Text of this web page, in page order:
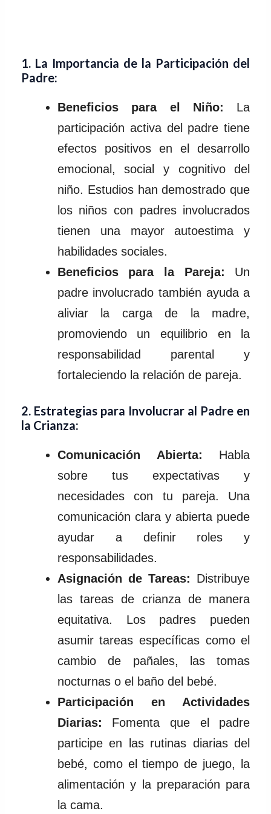
1. La Importancia de la Participación del
Padre:
Beneficios para el Niño: La
participación activa del padre tiene
efectos positivos en el desarrollo
emocional, social y cognitivo del
niño. Estudios han demostrado que
los niños con padres involucrados
tienen una mayor autoestima y
habilidades sociales.
Beneficios para la Pareja: Un
padre involucrado también ayuda a
aliviar la carga de la madre,
promoviendo un equilibrio en la
responsabilidad parental y
fortaleciendo la relación de pareja.
2. Estrategias para Involucrar al Padre en
la Crianza:
Comunicación Abierta: Habla
sobre tus expectativas y
necesidades con tu pareja. Una
comunicación clara y abierta puede
ayudar a definir roles y
responsabilidades.
Asignación de Tareas: Distribuye
las tareas de crianza de manera
equitativa. Los padres pueden
asumir tareas específicas como el
cambio de pañales, las tomas
nocturnas o el baño del bebé.
Participación en Actividades
Diarias: Fomenta que el padre
participe en las rutinas diarias del
bebé, como el tiempo de juego, la
alimentación y la preparación para
la cama.